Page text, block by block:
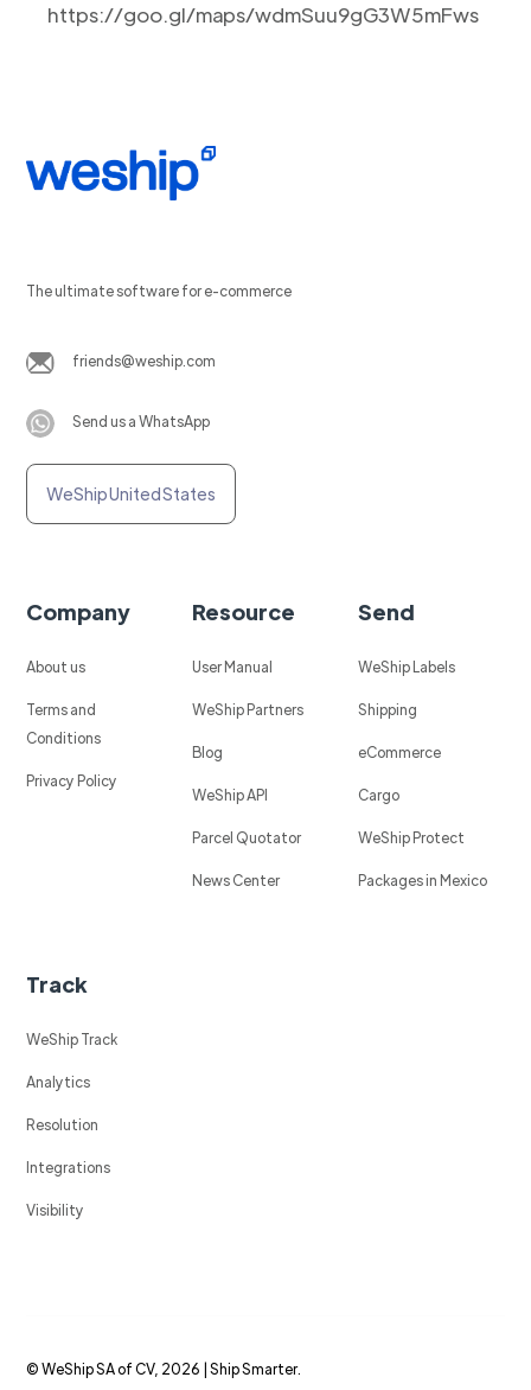
https://goo.gl/maps/wdmSuu9gG3W5mFws7
The ultimate software for e-commerce
friends@weship.com
Send us a WhatsApp
WeShip United States
Company
About us
Terms and
Conditions
Privacy Policy
Resource
User Manual
WeShip Partners
Blog
WeShip API
Parcel Quotator
News Center
Send
WeShip Labels
Shipping
eCommerce
Cargo
WeShip Protect
Packages in Mexico
Track
WeShip Track
Analytics
Resolution
Integrations
Visibility
© WeShip SA of CV, 2026 | Ship Smarter.